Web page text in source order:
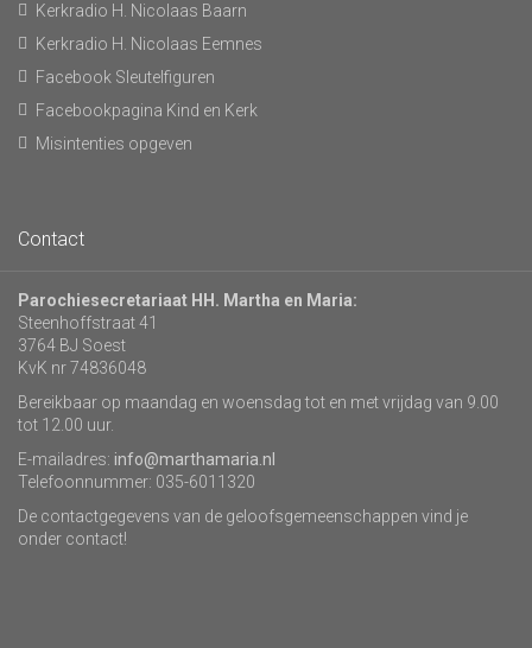
Kerkradio H. Nicolaas Baarn
Kerkradio H. Nicolaas Eemnes
Facebook Sleutelfiguren
Facebookpagina Kind en Kerk
Misintenties opgeven
Contact
Parochiesecretariaat HH. Martha en Maria:
Steenhoffstraat 41
3764 BJ Soest
KvK nr 74836048
Bereikbaar op maandag en woensdag tot en met vrijdag van 9.00
tot 12.00 uur.
E-mailadres: info@marthamaria.nl
Telefoonnummer: 035-6011320
De contactgegevens van de geloofsgemeenschappen vind je
onder contact!